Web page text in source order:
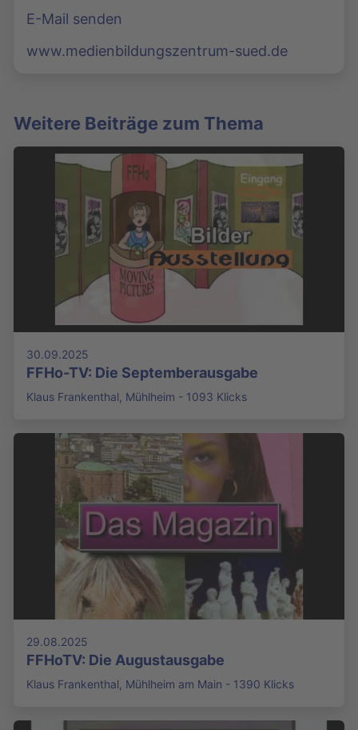
E-Mail senden
www.medienbildungszentrum-sued.de
Weitere Beiträge zum Thema
30.09.2025
FFHo-TV: Die Septemberausgabe
Klaus Frankenthal, Mühlheim - 1093 Klicks
29.08.2025
FFHoTV: Die Augustausgabe
Klaus Frankenthal, Mühlheim am Main - 1390 Klicks